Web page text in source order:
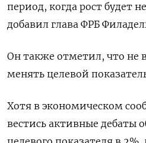
период, когда рост будет
добавил глава ФРБ
Он также отметил, что не
менять целевой
Хотя в экономическом
вестись активные дебаты